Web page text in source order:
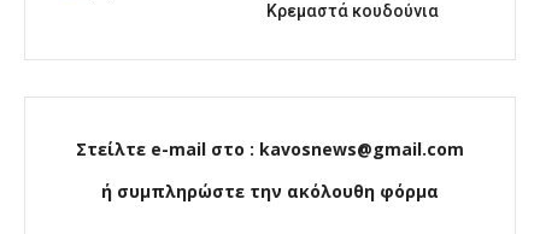
Κρεμαστά κουδούνια
Στείλτε e-mail στο : kavosnews@gmail.com
ή συμπληρώστε την ακόλουθη φόρμα